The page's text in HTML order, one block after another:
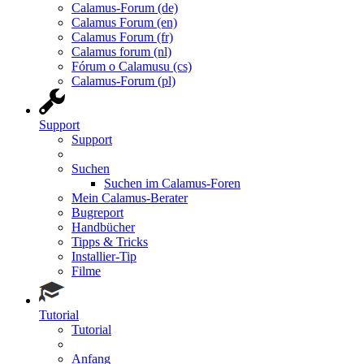
Calamus-Forum (de)
Calamus Forum (en)
Calamus Forum (fr)
Calamus forum (nl)
Fórum o Calamusu (cs)
Calamus-Forum (pl)
Support
Support
Suchen
Suchen im Calamus-Foren
Mein Calamus-Berater
Bugreport
Handbücher
Tipps & Tricks
Installier-Tip
Filme
Tutorial
Tutorial
Anfang